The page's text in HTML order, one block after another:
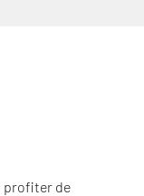
profiter de